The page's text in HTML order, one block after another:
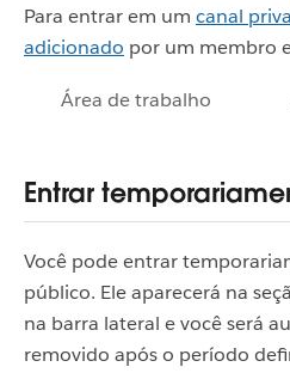
Para entrar em um canal
adicionado por um membro
Área de trabalho
Entrar
Você pode entrar
público. Ele aparecerá na
na barra lateral e você será
removido após o período